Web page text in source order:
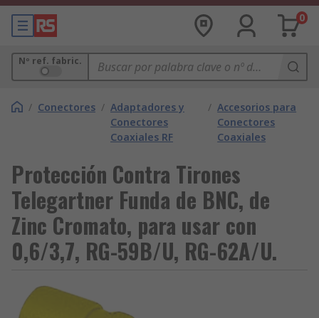
0
Nº ref. fabric.
/ Conectores / Adaptadores y
Conectores
Coaxiales RF
/ Accesorios para
Conectores
Coaxiales
Protección Contra Tirones
Telegartner Funda de BNC, de
Zinc Cromato, para usar con
0,6/3,7, RG-59B/U, RG-62A/U.